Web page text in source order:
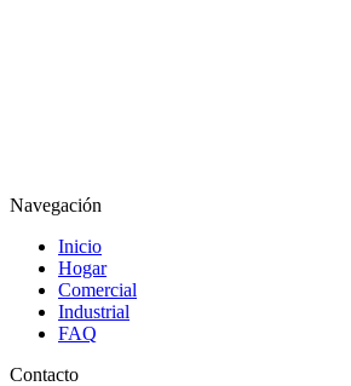
Navegación
Inicio
Hogar
Comercial
Industrial
FAQ
Contacto